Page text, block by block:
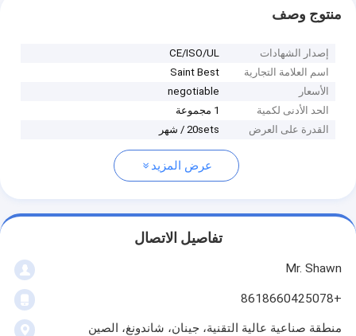
منتوج وصف
إصدار الشهادات
CE/ISO/UL
اسم العلامة التجارية
Saint Best
الأسعار
negotiable
الحد الأدنى لكمية
1 مجموعة
القدرة على العرض
20sets / شهر
عرض المزيد
تفاصيل الاتصال
Mr. Shawn
+8618660425078
منطقة صناعية عالية التقنية، جينان، شاندونغ، الصين